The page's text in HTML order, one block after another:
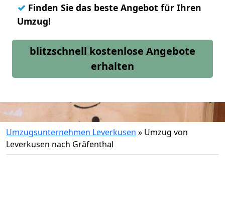
✓ Finden Sie das beste Angebot für Ihren
Umzug!
blitzschnell kostenlose Angebote
erhalten
Umzugsunternehmen Leverkusen » Umzug von
Leverkusen nach Gräfenthal